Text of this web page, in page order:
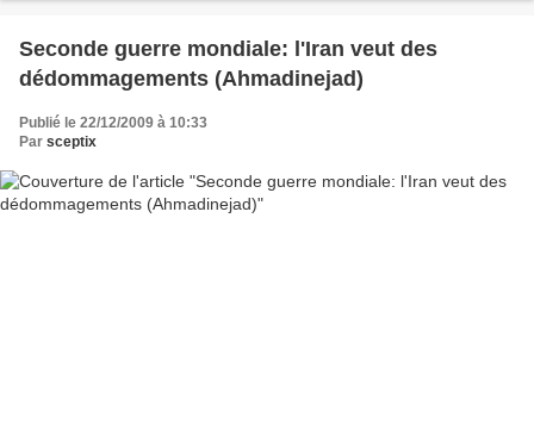
Seconde guerre mondiale: l'Iran veut des
dédommagements (Ahmadinejad)
Publié le 22/12/2009 à 10:33
Par sceptix